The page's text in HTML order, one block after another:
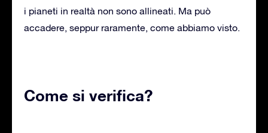
i pianeti in realtà non sono allineati. Ma può
accadere, seppur raramente, come abbiamo visto.
Come si verifica?